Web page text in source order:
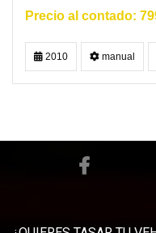
2010 manual